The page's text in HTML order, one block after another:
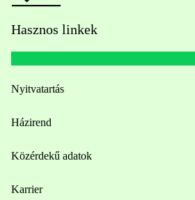
Hasznos linkek
Nyitvatartás
Házirend
Közérdekű adatok
Karrier